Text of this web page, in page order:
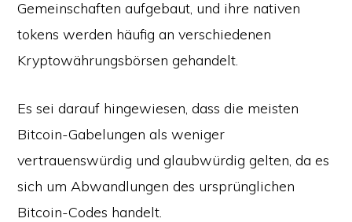
Gemeinschaften aufgebaut, und ihre nativen
tokens werden häufig an verschiedenen
Kryptowährungsbörsen gehandelt.
Es sei darauf hingewiesen, dass die meisten
Bitcoin-Gabelungen als weniger
vertrauenswürdig und glaubwürdig gelten, da es
sich um Abwandlungen des ursprünglichen
Bitcoin-Codes handelt.